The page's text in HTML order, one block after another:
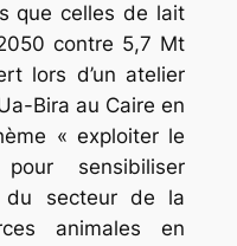
que celles de lait
contre 5,7 Mt
lors d’un atelier
Bira au Caire en
« exploiter le
sensibiliser
du secteur de la
animales en